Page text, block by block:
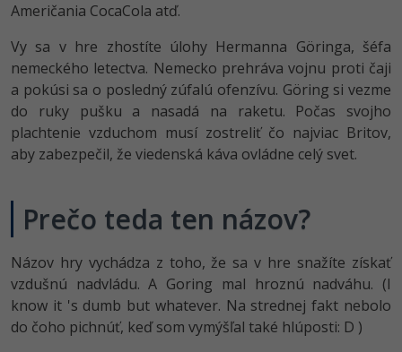
-41%
Umelá inteligencia -10%
Pre deti
Viac
Testovanie softvéru
Marketing -30%
Kurzy dizajnu
HTML/CSS -80%
Príbehy absolventov
Američania CocaCola atď.
Vy sa v hre zhostíte úlohy Hermanna Göringa, šéfa
nemeckého letectva. Nemecko prehráva vojnu proti čaji
a pokúsi sa o posledný zúfalú ofenzívu. Göring si vezme
do ruky pušku a nasadá na raketu. Počas svojho
plachtenie vzduchom musí zostreliť čo najviac Britov,
aby zabezpečil, že viedenská káva ovládne celý svet.
Prečo teda ten názov?
Názov hry vychádza z toho, že sa v hre snažíte získať
vzdušnú nadvládu. A Goring mal hroznú nadváhu. (I
know it 's dumb but whatever. Na strednej fakt nebolo
do čoho pichnúť, keď som vymýšľal také hlúposti: D )